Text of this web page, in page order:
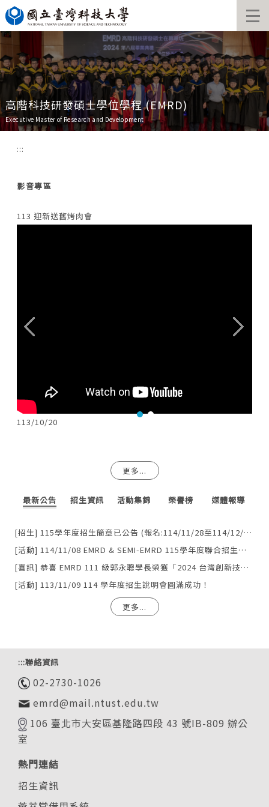
跳
到
主
內
容
區
高階科技研發碩士學位學程 (EMRD)
Executive Master of Research and Development
:::
影音專區
113 迎新送舊烤肉會
113/10/20
更多...
最新公告 招生資訊 活動集錦 榮譽榜 媒體報導
[招生] 115學年度招生簡章已公告 (報名:114/11/28至114/12/11)
[活動] 114/11/08 EMRD & SEMI-EMRD 115學年度聯合招生說明會
[喜訊] 恭喜 EMRD 111 級郭永聰學長榮獲「2024 台灣創新技術博覽會發明競賽」銀牌獎
[活動] 113/11/09 114 學年度招生說明會圓滿成功！
更多...
:::聯絡資訊
02-2730-1026
emrd@mail.ntust.edu.tw
106 臺北市大安區基隆路四段 43 號IB-809 辦公
室
熱門連結
招生資訊